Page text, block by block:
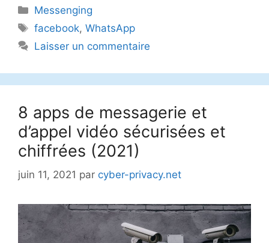
Catégories
Messenging
Étiquettes
facebook,WhatsApp
Laisser un commentaire
8 apps de messagerie et
d’appel vidéo sécurisées et
chiffrées (2021)
juin 11, 2021 par cyber-privacy.net